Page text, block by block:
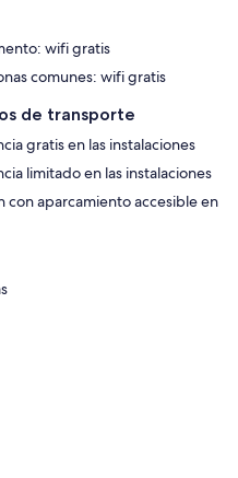
wifi gratis
comunes: wifi gratis
de transporte
gratis en las instalaciones
limitado en las instalaciones
con aparcamiento accesible en